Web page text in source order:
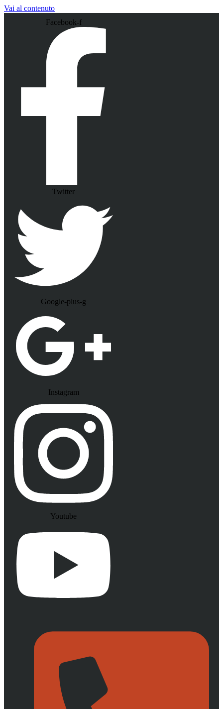
Vai al contenuto
Facebook-f
Twitter
Google-plus-g
Instagram
Youtube